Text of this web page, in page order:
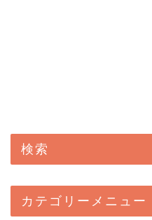
検索
カテゴリーメニュー